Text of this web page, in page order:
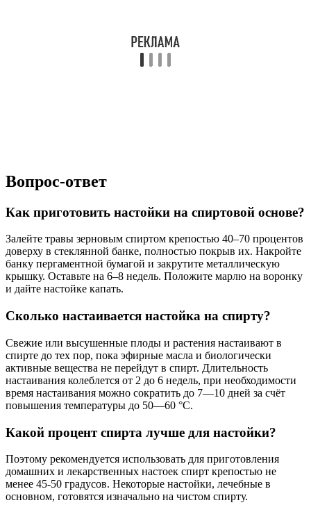
Вопрос-ответ
Как приготовить настойки на спиртовой основе?
Залейте травы зерновым спиртом крепостью 40–70 процентов
доверху в стеклянной банке, полностью покрыв их. Накройте
банку пергаментной бумагой и закрутите металлическую
крышку. Оставьте на 6–8 недель. Положите марлю на воронку
и дайте настойке капать.
Сколько настаивается настойка на спирту?
Свежие или высушенные плоды и растения настаивают в
спирте до тех пор, пока эфирные масла и биологически
активные вещества не перейдут в спирт. Длительность
настаивания колеблется от 2 до 6 недель, при необходимости
время настаивания можно сократить до 7—10 дней за счёт
повышения температуры до 50—60 °C.
Какой процент спирта лучше для настойки?
Поэтому рекомендуется использовать для приготовления
домашних и лекарственных настоек спирт крепостью не
менее 45-50 градусов. Некоторые настойки, лечебные в
основном, готовятся изначально на чистом спирту.